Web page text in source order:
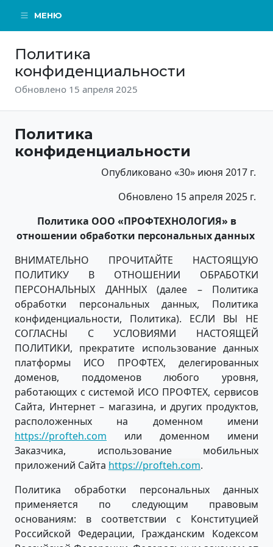
МЕНЮ
Политика
конфиденциальности
Обновлено 15 апреля 2025
Политика
конфиденциальности
Опубликовано «30» июня 2017 г.
Обновлено 15 апреля 2025 г.
Политика ООО «ПРОФТЕХНОЛОГИЯ» в
отношении обработки персональных данных
ВНИМАТЕЛЬНО ПРОЧИТАЙТЕ НАСТОЯЩУЮ
ПОЛИТИКУ В ОТНОШЕНИИ ОБРАБОТКИ
ПЕРСОНАЛЬНЫХ ДАННЫХ (далее – Политика
обработки персональных данных, Политика
конфиденциальности, Политика). ЕСЛИ ВЫ НЕ
СОГЛАСНЫ С УСЛОВИЯМИ НАСТОЯЩЕЙ
ПОЛИТИКИ, прекратите использование данных
платформы ИСО ПРОФТЕХ, делегированных
доменов, поддоменов любого уровня,
работающих с системой ИСО ПРОФТЕХ, сервисов
Сайта, Интернет – магазина, и других продуктов,
расположенных на доменном имени
https://profteh.com или доменном имени
Заказчика, использование мобильных
приложений Сайта https://profteh.com.
Политика обработки персональных данных
применяется по следующим правовым
основаниям: в соответствии с Конституцией
Российской Федерации, Гражданским Кодексом